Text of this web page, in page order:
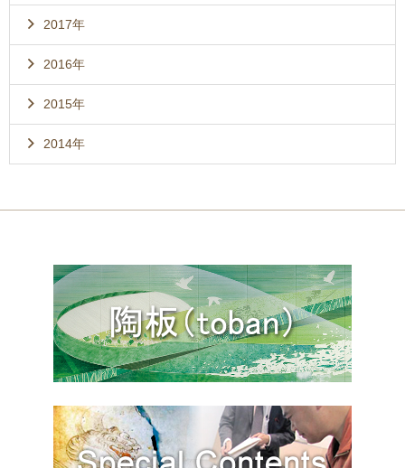
2017年
2016年
2015年
2014年